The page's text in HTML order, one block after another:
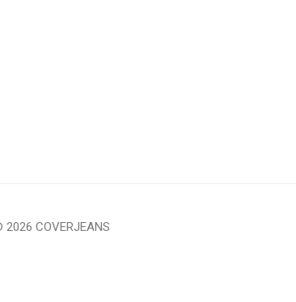
COVERJEANS